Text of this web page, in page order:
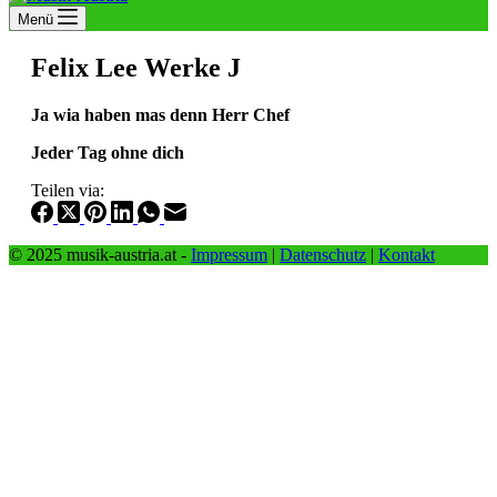
Menü
Felix Lee Werke J
Ja wia haben mas denn Herr Chef
Jeder Tag ohne dich
Teilen via:
© 2025 musik-austria.at - Impressum | Datenschutz | Kontakt